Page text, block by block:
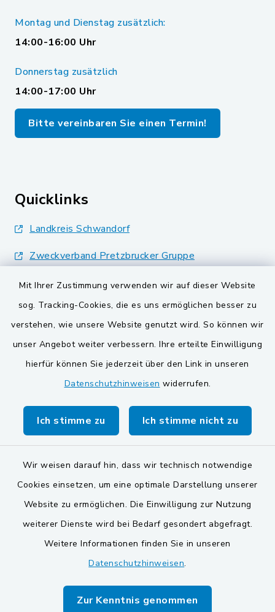
Mit Ihrer Zustimmung verwenden wir auf dieser Website
sog. Tracking-Cookies, die es uns ermöglichen besser zu
verstehen, wie unsere Website genutzt wird. So können wir
unser Angebot weiter verbessern. Ihre erteilte Einwilligung
hierfür können Sie jederzeit über den Link in unseren
Datenschutzhinweisen widerrufen.
Ich stimme zu Ich stimme nicht zu
Wir weisen darauf hin, dass wir technisch notwendige
Cookies einsetzen, um eine optimale Darstellung unserer
Website zu ermöglichen. Die Einwilligung zur Nutzung
weiterer Dienste wird bei Bedarf gesondert abgefragt.
Weitere Informationen finden Sie in unseren
Datenschutzhinweisen.
Zur Kenntnis genommen
Montag und Dienstag zusätzlich:
14:00-16:00 Uhr
Donnerstag zusätzlich
14:00-17:00 Uhr
Bitte vereinbaren Sie einen Termin!
Quicklinks
Landkreis Schwandorf
Zweckverband Pretzbrucker Gruppe
BayernPortal
Gemeinden der
Verwaltungsgemeinschaft
Gemeinde Schwarzach bei Nabburg
Markt Schwarzenfeld
Gemeinde Stulln
Barrierefreiheit